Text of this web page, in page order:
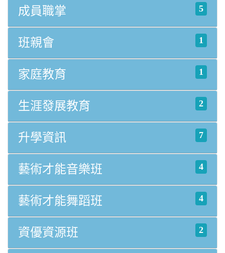
5
成員職掌
1
班親會
1
家庭教育
2
生涯發展教育
7
升學資訊
4
藝術才能音樂班
4
藝術才能舞蹈班
2
資優資源班